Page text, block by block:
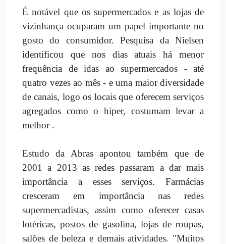
É notável que os supermercados e as lojas de
vizinhança ocuparam um papel importante no
gosto do consumidor. Pesquisa da Nielsen
identificou que nos dias atuais há menor
frequência de idas ao supermercados - até
quatro vezes ao mês - e uma maior diversidade
de canais, logo os locais que oferecem serviços
agregados como o hiper, costumam levar a
melhor .
Estudo da Abras apontou também que de
2001 a 2013 as redes passaram a dar mais
importância a esses serviços. Farmácias
cresceram em importância nas redes
supermercadistas, assim como oferecer casas
lotéricas, postos de gasolina, lojas de roupas,
salões de beleza e demais atividades. "Muitos